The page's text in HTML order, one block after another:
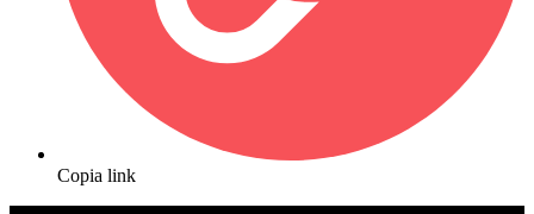
Copia link